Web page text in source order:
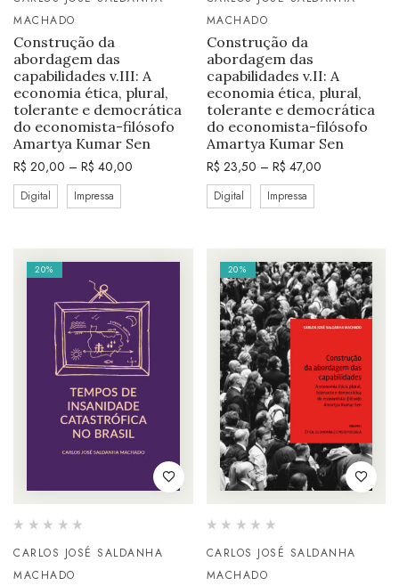
MACHADO
Construção da
abordagem das
capabilidades v.III: A
economia ética, plural,
tolerante e democrática
do economista-filósofo
Amartya Kumar Sen
R$ 20,00 – R$ 40,00
Digital Impressa
MACHADO
Construção da
abordagem das
capabilidades v.II: A
economia ética, plural,
tolerante e democrática
do economista-filósofo
Amartya Kumar Sen
R$ 23,50 – R$ 47,00
Digital Impressa
20%
CARLOS JOSÉ SALDANHA
MACHADO
20%
CARLOS JOSÉ SALDANHA
MACHADO